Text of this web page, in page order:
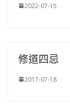
2022-07-15
修道四忌
2017-07-18